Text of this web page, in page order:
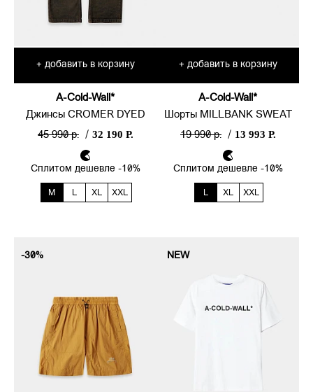
+ добавить в корзину
A-Cold-Wall*
Джинсы CROMER DYED
45 990 р.
/ 32 190 Р.
Сплитом дешевле -10%
M L XL XXL
+ добавить в корзину
A-Cold-Wall*
Шорты MILLBANK SWEAT
19 990 р.
/ 13 993 Р.
Сплитом дешевле -10%
L XL XXL
-30% NEW